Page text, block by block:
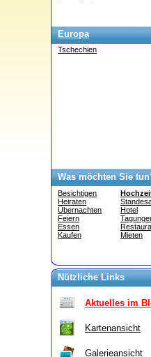
Europa
Tschechien
Was möchten Sie
Besichtigen
Heiraten
Übernachten
Feiern
Essen
Kaufen
Hotel
Mieten
Nützliche Links
Aktuelles im
Kartenansicht
Galerieansicht